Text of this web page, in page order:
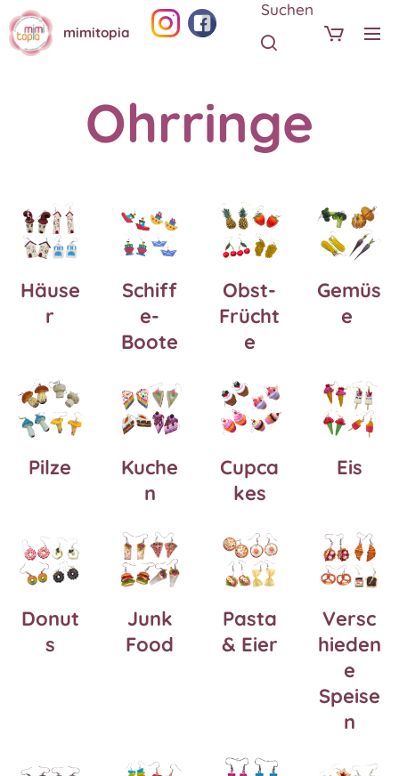
mimitopia
Suchen
Ohrringe
Häuse
r
Schiff
e-
Boote
Obst-
Frücht
e
Gemüs
e
Pilze
Kuche
n
Cupca
kes
Eis
Donut
s
Junk
Food
Pasta
& Eier
Versc
hieden
e
Speise
n